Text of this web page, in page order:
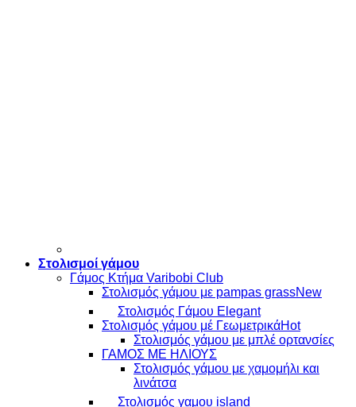
Στολισμοί γάμου
Γάμος Κτήμα Varibobi Club
Στολισμός γάμου με pampas grass
Στολισμός Γάμου Elegant
Στολισμός γάμου μέ Γεωμετρικά
Στολισμός γάμου με μπλέ ορτανσίες
ΓΑΜΟΣ ΜΕ ΗΛΙΟΥΣ
Στολισμός γάμου με χαμομήλι και
λινάτσα
Στολισμός γαμου island